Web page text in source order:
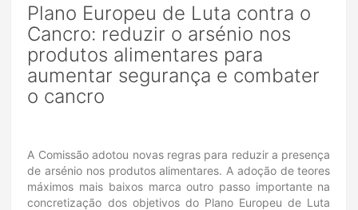
Plano Europeu de Luta contra o
Cancro: reduzir o arsénio nos
produtos alimentares para
aumentar segurança e combater
o cancro
A Comissão adotou novas regras para reduzir a presença
de arsénio nos produtos alimentares. A adoção de teores
máximos mais baixos marca outro passo importante na
concretização dos objetivos do Plano Europeu de Luta